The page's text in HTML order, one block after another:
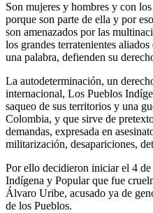
Son mujeres y hombres y con
porque son parte de ella y por
son amenazados por las
los grandes terratenientes
una palabra, defienden su
La autodeterminación, un
internacional, Los Pueblos
saqueo de sus territorios y una
Colombia, y que sirve de
demandas, expresada en
militarización, desapariciones,
Por ello decidieron iniciar el 4
Indígena y Popular que fue
Álvaro Uribe, acusado ya de
de los Pueblos.